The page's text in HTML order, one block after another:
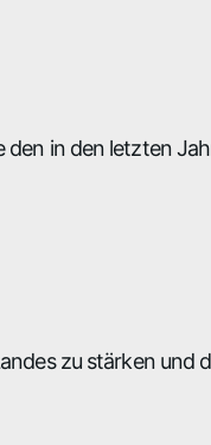
in den letzten
zu stärken und